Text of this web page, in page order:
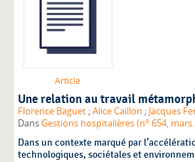
Article
Une relation au travail
Florence Baguet ;Alice Caillon ; Jacques
DansGestions hospitalières (n° 654, mars
Dans un contexte marqué par
technologiques, sociétales et